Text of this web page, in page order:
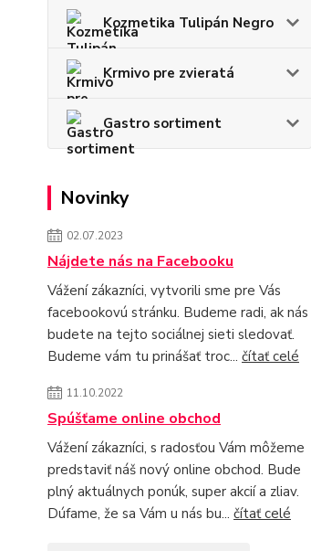
Kozmetika Tulipán Negro
Krmivo pre zvieratá
Gastro sortiment
Novinky
02.07.2023
Nájdete nás na Facebooku
Vážení zákazníci, vytvorili sme pre Vás
facebookovú stránku. Budeme radi, ak nás
budete na tejto sociálnej sieti sledovať.
Budeme vám tu prinášať troc... čítať celé
11.10.2022
Spúšťame online obchod
Vážení zákazníci, s radosťou Vám môžeme
predstaviť náš nový online obchod. Bude
plný aktuálnych ponúk, super akcií a zliav.
Dúfame, že sa Vám u nás bu... čítať celé